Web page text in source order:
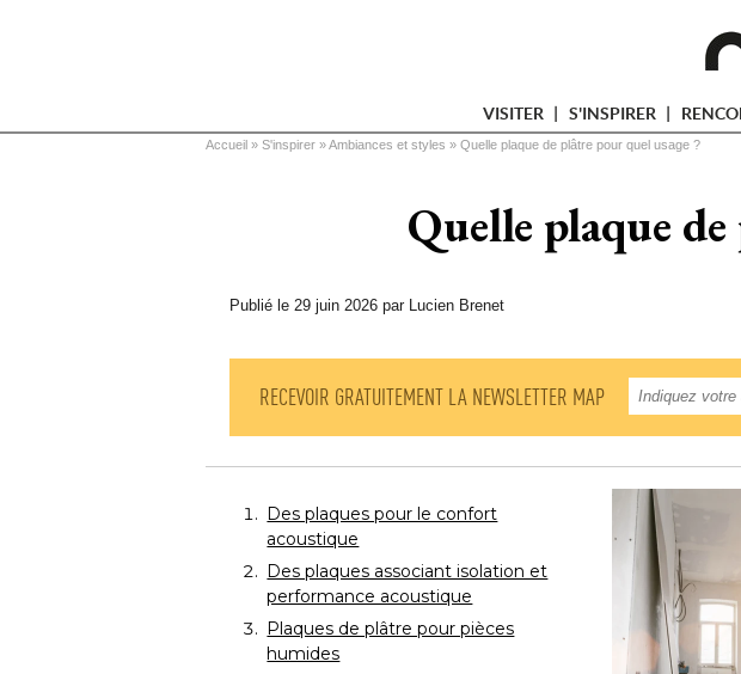
VISITER S'INSPIRER
Vous êtes ici
Accueil » S'inspirer » Ambiances et styles » Quelle plaque de plâtre pour quel usage ?
Quelle plaque
Publié le 29 juin 2026 par Lucien Brenet
RECEVOIR GRATUITEMENT LA NEWSLETTER MAP
Des plaques pour le confort
acoustique
Des plaques associant isolation et
performance acoustique
Plaques de plâtre pour pièces
humides